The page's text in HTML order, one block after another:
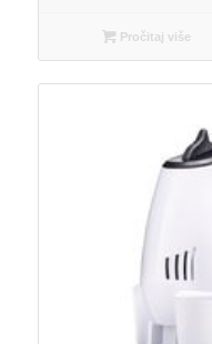
Pročitaj više